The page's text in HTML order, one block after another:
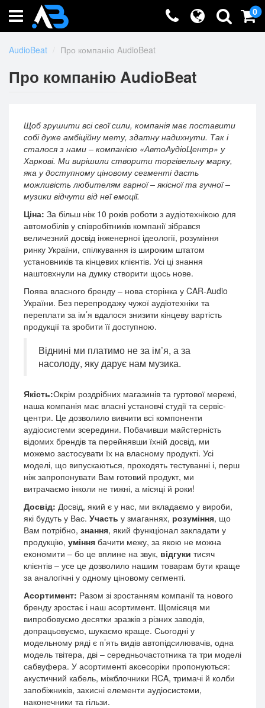
0
AudioBeat Про компанію AudioBeat
Про компанію AudioBeat
Щоб зрушити всі свої сили, компанія має поставити
собі дуже амбіційну мету, здатну надихнути. Так і
сталося з нами – компанією «АвтоАудіоЦентр» у
Харкові. Ми вирішили створити торгівельну марку,
яка у доступному ціновому сегменті дасть
можливість любителям гарної – якісної та гучної –
музики відчути від неї емоції.
Ціна: За більш ніж 10 років роботи з аудіотехнікою для
автомобілів у співробітників компанії зібрався
величезний досвід інженерної ідеології, розуміння
ринку України, спілкування із широким штатом
установників та кінцевих клієнтів. Усі ці знання
наштовхнули на думку створити щось нове.
Поява власного бренду – нова сторінка у CAR-Audio
України. Без перепродажу чужої аудіотехніки та
переплати за ім’я вдалося знизити кінцеву вартість
продукції та зробити її доступною.
Віднині ми платимо не за ім’я, а за
насолоду, яку дарує нам музика.
Якість:Окрім роздрібних магазинів та гуртової мережі,
наша компанія має власні установчі студії та сервіс-
центри. Це дозволило вивчити всі компоненти
аудіосистеми зсередини. Побачивши майстерність
відомих брендів та перейнявши їхній досвід, ми
можемо застосувати їх на власному продукті. Усі
моделі, що випускаються, проходять тестуванні і, перш
ніж запропонувати Вам готовий продукт, ми
витрачаємо інколи не тижні, а місяці й роки!
Досвід: Досвід, який є у нас, ми вкладаємо у вироби,
які будуть у Вас. Участь у змаганнях, розуміння, що
Вам потрібно, знання, який функціонал закладати у
продукцію, уміння бачити межу, за якою не можна
економити – бо це вплине на звук, відгуки тисяч
клієнтів – усе це дозволило нашим товарам бути краще
за аналогічні у одному ціновому сегменті.
Асортимент: Разом зі зростанням компанії та нового
бренду зростає і наш асортимент. Щомісяця ми
випробовуємо десятки зразків з різних заводів,
допрацьовуємо, шукаємо краще. Сьогодні у
модельному ряді є п’ять видів автопідсилювачів, одна
модель твітера, дві – середньочастотника та три моделі
сабвуфера. У асортименті аксесоріки пропонуються:
акустичний кабель, міжблочники RCA, тримачі й колби
запобіжників, захисні елементи аудіосистеми,
наконечники та гільзи.